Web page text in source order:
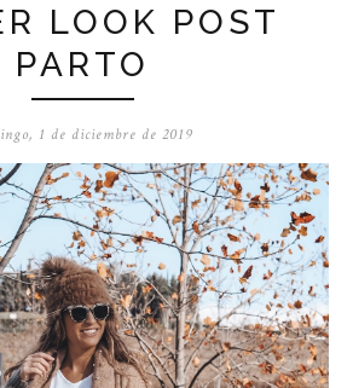
LOOK POST
PARTO
1 de diciembre de 2019